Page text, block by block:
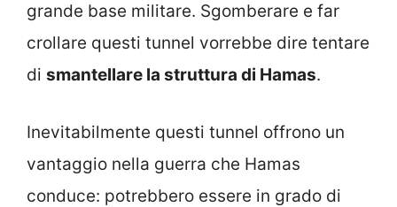
grande base militare. Sgomberare e far
crollare questi tunnel vorrebbe dire tentare
di smantellare la struttura di Hamas.
Inevitabilmente questi tunnel offrono un
vantaggio nella guerra che Hamas
conduce: potrebbero essere in grado di